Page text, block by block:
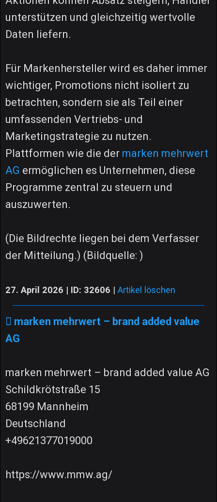
unterstützen und gleichzeitig wertvolle
Daten liefern.
Für Markenhersteller wird es daher immer
wichtiger, Promotions nicht isoliert zu
betrachten, sondern sie als Teil einer
umfassenden Vertriebs- und
Marketingstrategie zu nutzen.
Plattformen wie die der marken mehrwert
AG ermöglichen es Unternehmen, diese
Programme zentral zu steuern und
auszuwerten.
(Die Bildrechte liegen bei dem Verfasser
der Mitteilung.) (Bildquelle: )
27. April 2026 | ID: 32606 | Artikel löschen
marken mehrwert – brand added value
AG
marken mehrwert – brand added value AG
Schildkrötstraße 15
68199 Mannheim
Deutschland
+49621377019000
https://www.mmw.ag/